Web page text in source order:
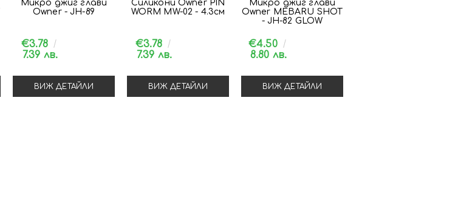
Микро джиг глави
Owner - JH-89
€3.78
7.39 лв.
ВИЖ ДЕТАЙЛИ
Силикони Owner PIN
WORM MW-02 - 4.3см
€3.78
7.39 лв.
ВИЖ ДЕТАЙЛИ
Микро джиг глави
Owner MEBARU SHOT
- JH-82 GLOW
€4.50
8.80 лв.
ВИЖ ДЕТАЙЛИ